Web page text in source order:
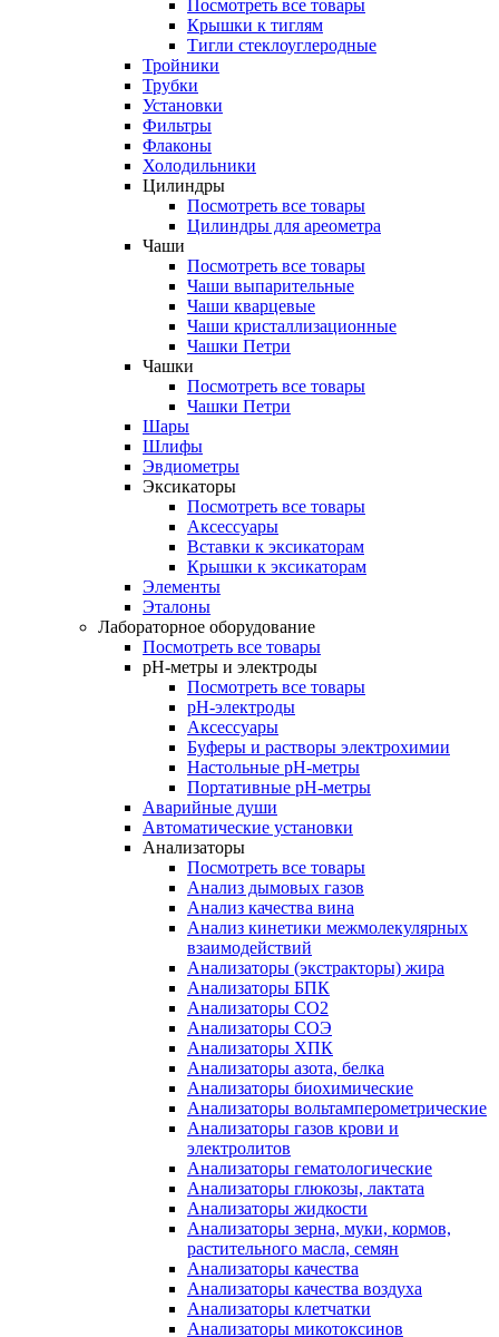
Посмотреть все товары
Крышки к тиглям
Тигли стеклоуглеродные
Тройники
Трубки
Установки
Фильтры
Флаконы
Холодильники
Цилиндры
Посмотреть все товары
Цилиндры для ареометра
Чаши
Посмотреть все товары
Чаши выпарительные
Чаши кварцевые
Чаши кристаллизационные
Чашки Петри
Чашки
Посмотреть все товары
Чашки Петри
Шары
Шлифы
Эвдиометры
Эксикаторы
Посмотреть все товары
Аксессуары
Вставки к эксикаторам
Крышки к эксикаторам
Элементы
Эталоны
Лабораторное оборудование
Посмотреть все товары
pH-метры и электроды
Посмотреть все товары
pH-электроды
Аксессуары
Буферы и растворы электрохимии
Настольные рН-метры
Портативные рН-метры
Аварийные души
Автоматические установки
Анализаторы
Посмотреть все товары
Анализ дымовых газов
Анализ качества вина
Анализ кинетики межмолекулярных
взаимодействий
Анализаторы (экстракторы) жира
Анализаторы БПК
Анализаторы СО2
Анализаторы СОЭ
Анализаторы ХПК
Анализаторы азота, белка
Анализаторы биохимические
Анализаторы вольтамперометрические
Анализаторы газов крови и
электролитов
Анализаторы гематологические
Анализаторы глюкозы, лактата
Анализаторы жидкости
Анализаторы зерна, муки, кормов,
растительного масла, семян
Анализаторы качества
Анализаторы качества воздуха
Анализаторы клетчатки
Анализаторы микотоксинов